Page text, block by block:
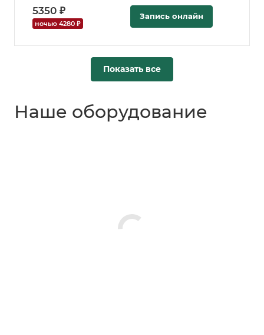
5350 ₽
ночью 4280 ₽
Запись онлайн
Показать все
Наше оборудование